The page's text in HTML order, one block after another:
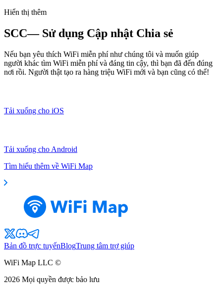
Hiển thị thêm
SCC— Sử dụng Cập nhật Chia sẻ
Nếu bạn yêu thích WiFi miễn phí như chúng tôi và muốn giúp
người khác tìm WiFi miễn phí và đáng tin cậy, thì bạn đã đến đúng
nơi rồi. Người thật tạo ra hàng triệu WiFi mới và bạn cũng có thể!
Tải xuống cho iOS
Tải xuống cho Android
Tìm hiểu thêm về WiFi Map
Bản đồ trực tuyếnBlogTrung tâm trợ giúp
WiFi Map LLC ©
2026 Mọi quyền được bảo lưu